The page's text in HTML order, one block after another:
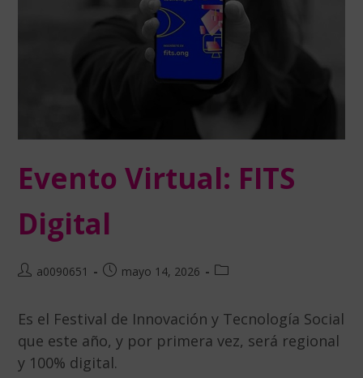
Evento Virtual: FITS
Digital
a0090651 mayo 14, 2026
Es el Festival de Innovación y Tecnología Social
que este año, y por primera vez, será regional
y 100% digital.